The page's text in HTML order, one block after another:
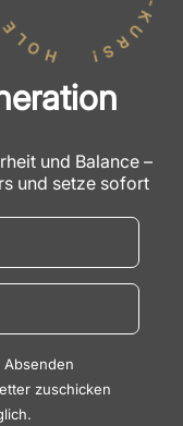
und Balance –
und setze sofort
Absenden
zuschicken